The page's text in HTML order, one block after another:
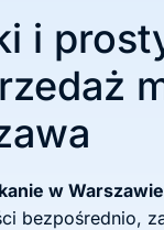
i
w
bezpośrednio,